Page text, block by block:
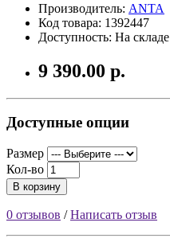
Производитель: ANTA
Код товара: 1392447
Доступность: На складе
9 390.00 р.
Доступные опции
Размер
Кол-во
В корзину
0 отзывов /Написать отзыв